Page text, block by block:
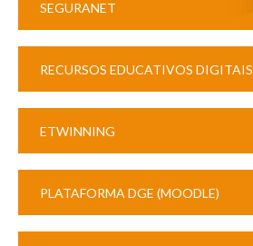
SEGURANET
RECURSOS EDUCATIVOS DIGITAIS
ETWINNING
PLATAFORMA DGE (MOODLE)